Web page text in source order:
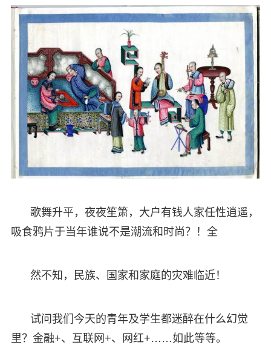
歌舞升平，夜夜笙箫，大户有钱人家任性逍遥，
吸食鸦片于当年谁说不是潮流和时尚？！全
然不知，民族、国家和家庭的灾难临近！
试问我们今天的青年及学生都迷醉在什么幻觉
里？金融+、互联网+、网红+……如此等等。